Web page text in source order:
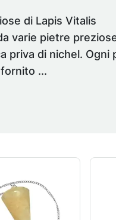
di Lapis Vitalis
varie pietre
priva di nichel. Ogni
...